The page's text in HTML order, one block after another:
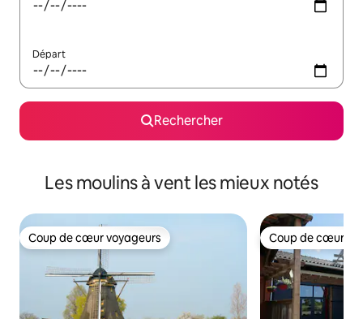
Départ
Rechercher
Les moulins à vent les mieux notés
Coup de cœur voyageurs
Coup de cœur voyageurs Coup de cœur
Coup de cœur